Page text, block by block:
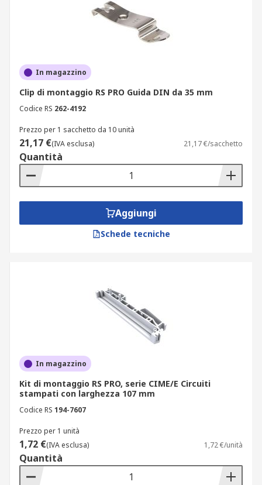
In magazzino
Clip di montaggio RS PRO Guida DIN da 35 mm
Codice RS 262-4192
Prezzo per 1 sacchetto da 10 unità
21,17 €(IVA esclusa) 21,17 €/sacchetto
Quantità
Aggiungi
Schede tecniche
In magazzino
Kit di montaggio RS PRO, serie CIME/E Circuiti
stampati con larghezza 107 mm
Codice RS 194-7607
Prezzo per 1 unità
1,72 €(IVA esclusa) 1,72 €/unità
Quantità